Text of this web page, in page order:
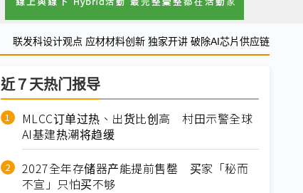
联发科设计观点 应材材料创新 独家开讲 破除AI芯片供应链
近７天热门报导
MLCC订单过热、出货比创高 村田示警全球
AI基建热潮将趋缓
2027全年存储器产能提前售罄 买家「秘而
不宣」只怕买不够